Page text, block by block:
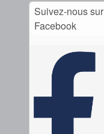
Suivez-nous sur
Facebook